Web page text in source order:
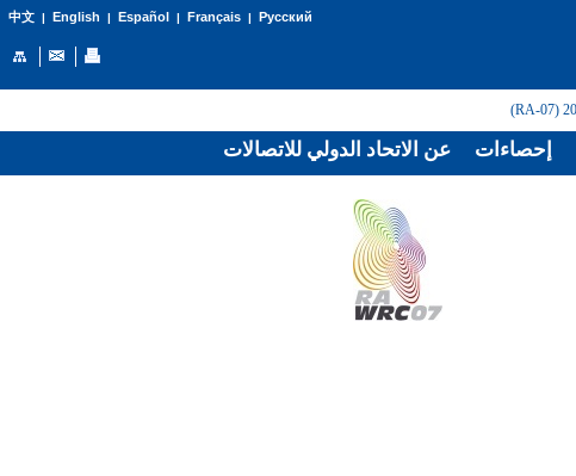
中文| English | Español | Français| Русский
عن الاتحاد الدولي للاتصالات إحصاءات